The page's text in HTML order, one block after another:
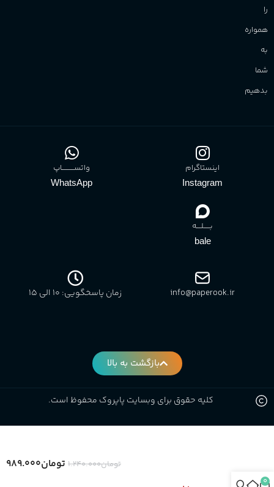
تومان۱.۲۴۰.۰۰۰ تومان۹۸۹.۰۰۰
را
همواره
به
شما
بدهیم
اینستاگرام
Instagram
واتســــــــــاپ
WhatsApp
بـــــلــــه
bale
info@paperook.ir زمان پاسخگویی: 10 الی ۱5
بازگشت به بالا
کلیه حقوق برای وبسایت پاپروک محفوظ است.
0